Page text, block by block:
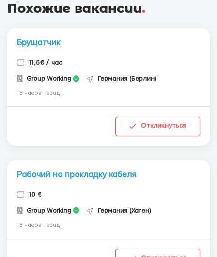
Похожие вакансии.
Брущатчик
11,5€ / час
Group Working Германия (Берлин)
13 часов назад
Откликнуться
Рабочий на прокладку кабеля
10 €
Group Working Германия (Хаген)
13 часов назад